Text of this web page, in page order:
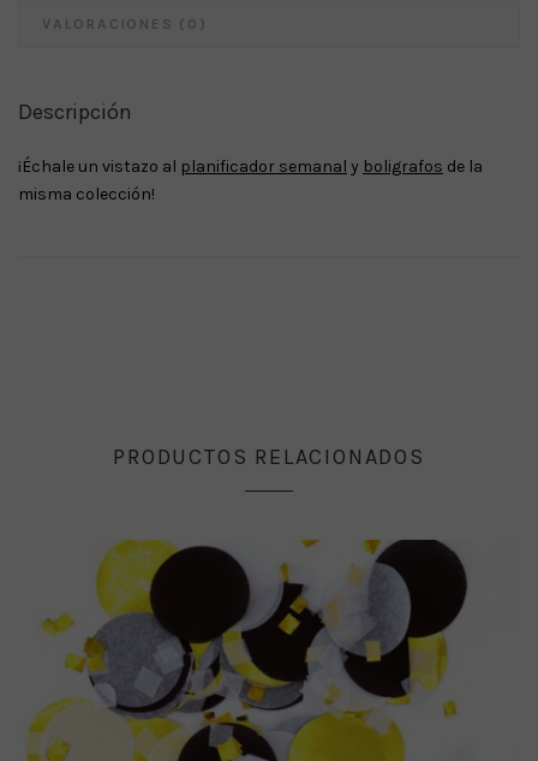
VALORACIONES (0)
Descripción
¡Échale un vistazo al planificador semanal y boligrafos de la
misma colección!
PRODUCTOS RELACIONADOS